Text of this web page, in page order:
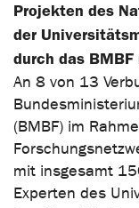
Projekten des
der
durch das
An 8 von 13
(BMBF) im
mit insgesamt
Experten des